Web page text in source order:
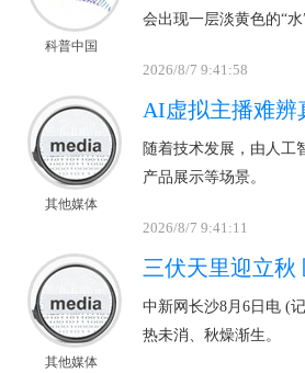
科普中国
会出现一层淡黄色的“水”
2026/8/7 9:41:58
其他媒体
AI虚拟主播难
随着技术发展，由人工
产品展示等场景。
2026/8/7 9:41:11
其他媒体
三伏天里迎立秋
中新网长沙8月6日电 (
热未消、秋燥渐生。